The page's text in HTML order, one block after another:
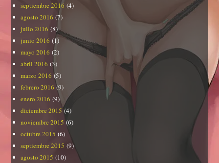
septiembre 2016 (4)
agosto 2016 (7)
julio 2016 (8)
junio 2016 (1)
mayo 2016 (2)
abril 2016 (3)
marzo 2016 (5)
febrero 2016 (9)
enero 2016 (9)
diciembre 2015(4)
noviembre 2015(6)
octubre 2015 (6)
septiembre 2015 (9)
agosto 2015 (10)